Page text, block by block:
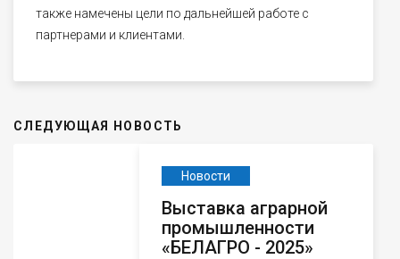
также намечены цели по дальнейшей работе с
партнерами и клиентами.
СЛЕДУЮЩАЯ НОВОСТЬ
Новости
Выставка аграрной
промышленности
«БЕЛАГРО - 2025»